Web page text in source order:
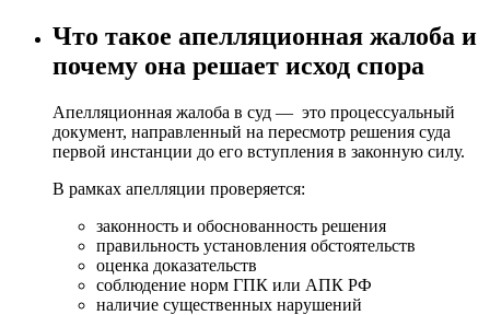
Что такое апелляционная жалоба и
почему она решает исход спора
Апелляционная жалоба в суд — это процессуальный
документ, направленный на пересмотр решения суда
первой инстанции до его вступления в законную силу.
В рамках апелляции проверяется:
законность и обоснованность решения
правильность установления обстоятельств
оценка доказательств
соблюдение норм ГПК или АПК РФ
наличие существенных нарушений